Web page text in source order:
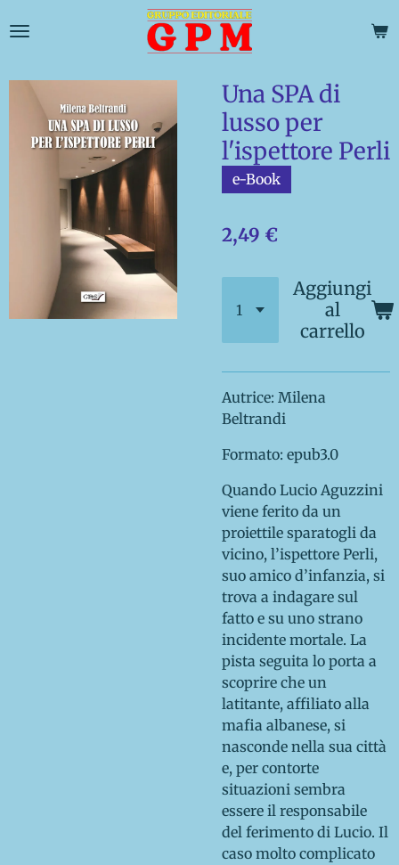
al
principale
Una SPA di
lusso per
l'ispettore Perli
e-Book
2,49 €
Aggiungi
al
carrello
Autrice: Milena
Beltrandi
Formato: epub3.0
Quando Lucio Aguzzini
viene ferito da un
proiettile sparatogli da
vicino, l’ispettore Perli,
suo amico d’infanzia, si
trova a indagare sul
fatto e su uno strano
incidente mortale. La
pista seguita lo porta a
scoprire che un
latitante, affiliato alla
mafia albanese, si
nasconde nella sua città
e, per contorte
situazioni sembra
essere il responsabile
del ferimento di Lucio. Il
caso molto complicato